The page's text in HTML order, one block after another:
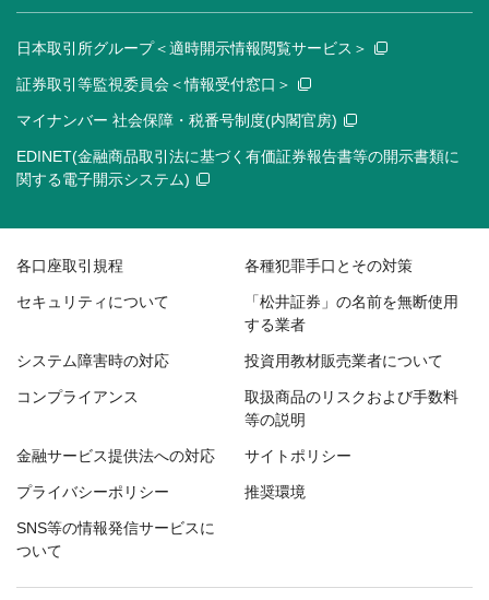
日本取引所グループ＜適時開示情報閲覧サービス＞
証券取引等監視委員会＜情報受付窓口＞
マイナンバー 社会保障・税番号制度(内閣官房)
EDINET(金融商品取引法に基づく有価証券報告書等の開示書類に
関する電子開示システム)
各口座取引規程 各種犯罪手口とその対策
セキュリティについて
「松井証券」の名前を無断使用
する業者
システム障害時の対応 投資用教材販売業者について
コンプライアンス
取扱商品のリスクおよび手数料
等の説明
金融サービス提供法への対応 サイトポリシー
プライバシーポリシー 推奨環境
SNS等の情報発信サービスに
ついて